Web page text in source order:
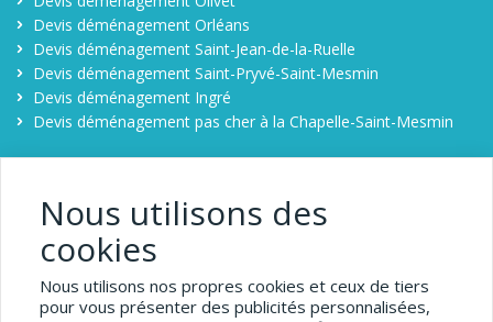
Devis déménagement Orléans
Devis déménagement Saint-Jean-de-la-Ruelle
Devis déménagement Saint-Pryvé-Saint-Mesmin
Devis déménagement Ingré
Devis déménagement pas cher à la Chapelle-Saint-Mesmin
Comparateur déménagement à la Chapelle-Saint-Mesmin
1-demenagement-pas-
Nous utilisons des
cookies
Nous utilisons nos propres cookies et ceux de tiers
pour vous présenter des publicités personnalisées,